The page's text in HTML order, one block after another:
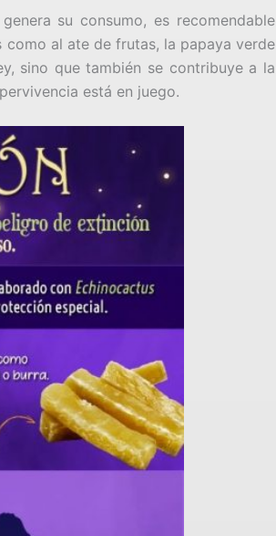
su consumo, es recomendable
al ate de frutas, la papaya verde
sino que también se contribuye a la
está en juego.